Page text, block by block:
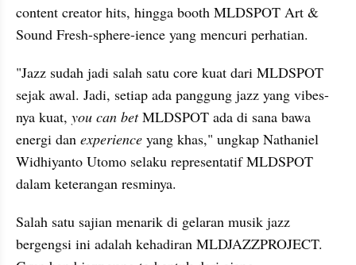
content creator hits, hingga booth MLDSPOT Art &
Sound Fresh-sphere-ience yang mencuri perhatian.
"Jazz sudah jadi salah satu core kuat dari MLDSPOT
sejak awal. Jadi, setiap ada panggung jazz yang vibes-
nya kuat, you can bet MLDSPOT ada di sana bawa
energi dan experience yang khas," ungkap Nathaniel
Widhiyanto Utomo selaku representatif MLDSPOT
dalam keterangan resminya.
Salah satu sajian menarik di gelaran musik jazz
bergengsi ini adalah kehadiran MLDJAZZPROJECT.